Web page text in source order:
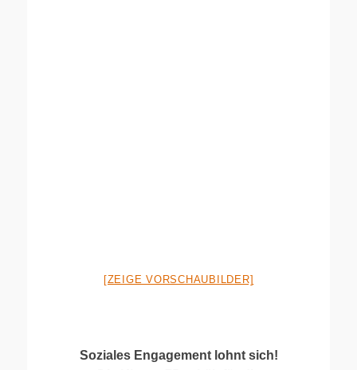
[ZEIGE VORSCHAUBILDER]
Soziales Engagement lohnt sich!